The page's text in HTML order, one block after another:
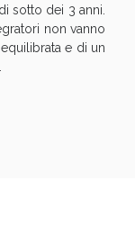
sotto dei 3 anni.
non vanno
e di un